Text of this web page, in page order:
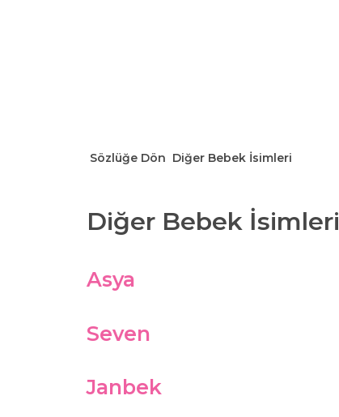
Sözlüğe Dön Diğer Bebek İsimleri
Diğer Bebek İsimleri
Asya
Seven
Janbek